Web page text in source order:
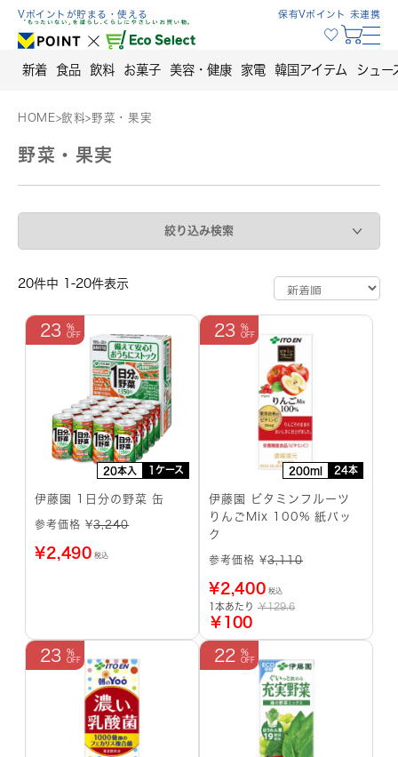
Skip
content
Vポイントが貯まる・使える 保有Vポイント 未連携
新着 食品 飲料 お菓子 美容・健康 家電 韓国アイテム シュー
HOME>飲料>野菜・果実
野菜・果実
絞り込み検索
20件中 1-20件表示
20本入 1ケース
23
伊藤園 1日分の野菜 缶
参考価格 ¥3,240
¥2,490 税込
200ml 24本
23
伊藤園 ビタミンフルーツ
りんごMix 100% 紙パッ
ク
参考価格 ¥3,110
¥2,400 税込
1本あたり ￥129.6
￥100
23 22